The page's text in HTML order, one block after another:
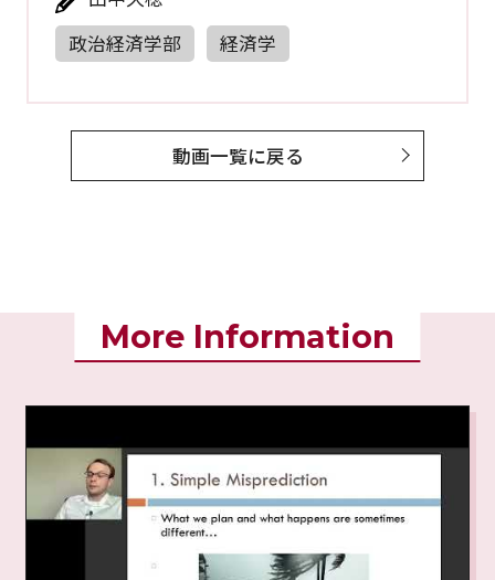
政治経済学部
経済学
動画一覧に戻る
More Information